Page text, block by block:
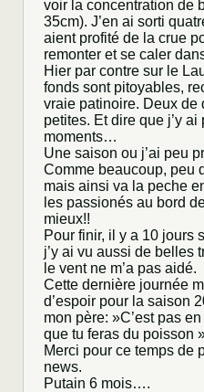
voir la concentration de
35cm). J’en ai sorti
aient profité de la crue
remonter et se caler
Hier par contre sur le
fonds sont pitoyables,
vraie patinoire. Deux de
petites. Et dire que j’y
moments…
Une saison ou j’ai peu
Comme beaucoup, peu
mais ainsi va la peche
les passionés au bord
mieux!!
Pour finir, il y a 10 jours
j’y ai vu aussi de belles
le vent ne m’a pas aidé.
Cette dernière journée
d’espoir pour la saison
mon père: »C’est pas
que tu feras du poisson
Merci pour ce temps de
news.
Putain 6 mois….